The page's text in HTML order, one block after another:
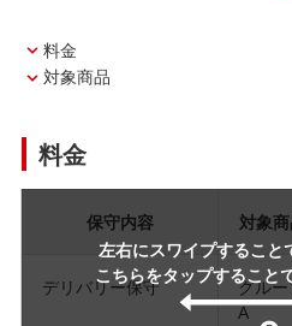
料金
対象商品
料金
左右にスワイプすること
こちらをタップすること
保守内容 対象
デリバリー保守
グルー
A